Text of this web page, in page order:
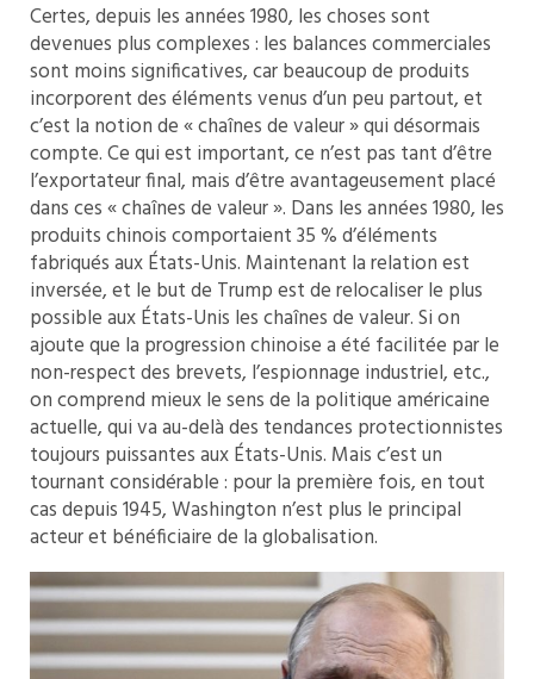
Certes, depuis les années 1980, les choses sont
devenues plus complexes : les balances commerciales
sont moins significatives, car beaucoup de produits
incorporent des éléments venus d’un peu partout, et
c’est la notion de « chaînes de valeur » qui désormais
compte. Ce qui est important, ce n’est pas tant d’être
l’exportateur final, mais d’être avantageusement placé
dans ces « chaînes de valeur ». Dans les années 1980, les
produits chinois comportaient 35 % d’éléments
fabriqués aux États-Unis. Maintenant la relation est
inversée, et le but de Trump est de relocaliser le plus
possible aux États-Unis les chaînes de valeur. Si on
ajoute que la progression chinoise a été facilitée par le
non-respect des brevets, l’espionnage industriel, etc.,
on comprend mieux le sens de la politique américaine
actuelle, qui va au-delà des tendances protectionnistes
toujours puissantes aux États-Unis. Mais c’est un
tournant considérable : pour la première fois, en tout
cas depuis 1945, Washington n’est plus le principal
acteur et bénéficiaire de la globalisation.